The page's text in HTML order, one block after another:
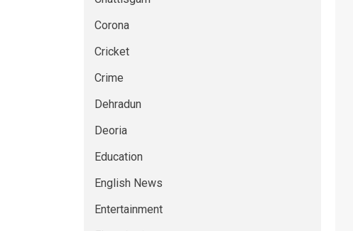
Corona
Cricket
Crime
Dehradun
Deoria
Education
English News
Entertainment